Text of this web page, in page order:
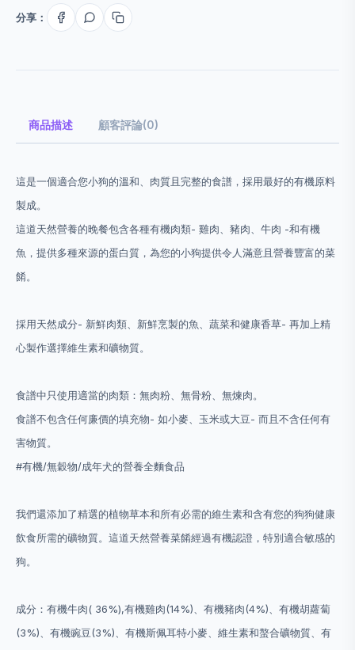
分享：
商品描述 顧客評論(0)
這是一個適合您小狗的溫和、肉質且完整的食譜，採用最好的有機原料
製成。
這道天然營養的晚餐包含各種有機肉類- 雞肉、豬肉、牛肉 -和有機
魚，提供多種來源的蛋白質，為您的小狗提供令人滿意且營養豐富的菜
餚。
採用天然成分- 新鮮肉類、新鮮烹製的魚、蔬菜和健康香草- 再加上精
心製作選擇維生素和礦物質。
食譜中只使用適當的肉類：無肉粉、無骨粉、無煉肉。
食譜不包含任何廉價的填充物- 如小麥、玉米或大豆- 而且不含任何有
害物質。
#有機/無穀物/成年犬的營養全麵食品
我們還添加了精選的植物草本和所有必需的維生素和含有您的狗狗健康
飲食所需的礦物質。這道天然營養菜餚經過有機認證，特別適合敏感的
狗。
成分：有機牛肉( 36%),有機雞肉(14%)、有機豬肉(4%)、有機胡蘿蔔
(3%)、有機豌豆(3%)、有機斯佩耳特小麥、維生素和螯合礦物質、有